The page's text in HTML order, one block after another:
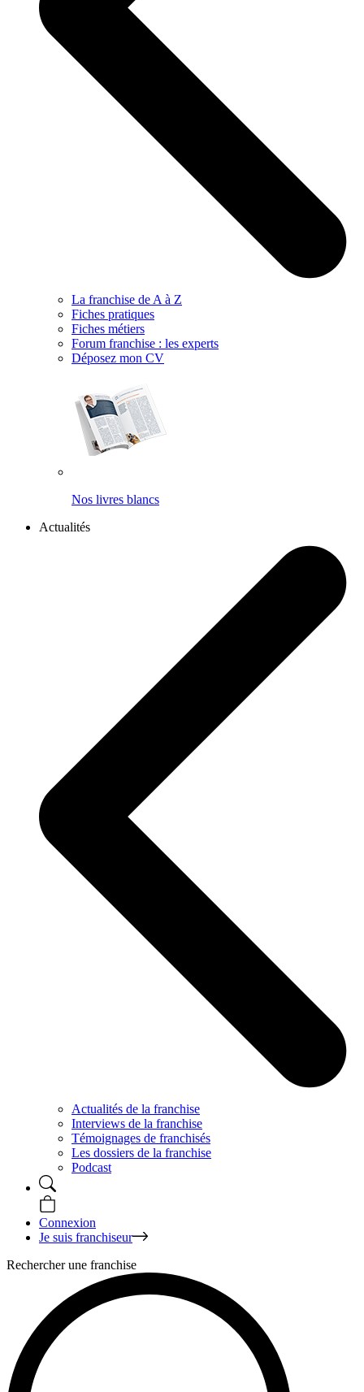
La franchise de A à Z
Fiches pratiques
Fiches métiers
Forum franchise : les experts
Déposez mon CV
Nos livres blancs
Actualités
Actualités de la franchise
Interviews de la franchise
Témoignages de franchisés
Les dossiers de la franchise
Podcast
Connexion
Je suis franchiseur
Rechercher une franchise